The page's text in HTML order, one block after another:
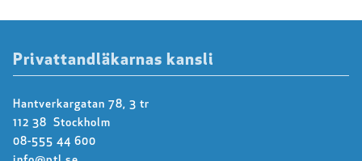
Privattandläkarnas kansli
Hantverkargatan 78, 3 tr
112 38 Stockholm
08-555 44 600